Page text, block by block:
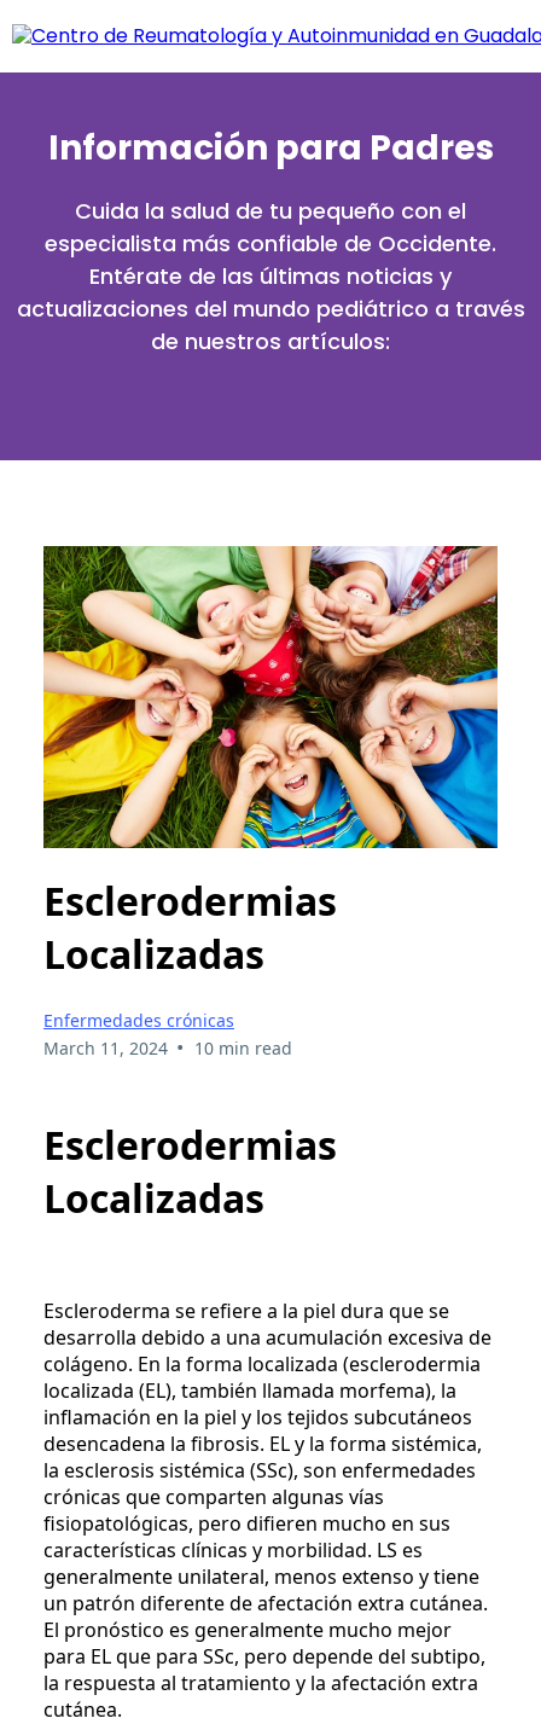
Información para Padres
Cuida la salud de tu pequeño con el
especialista más confiable de Occidente.
Entérate de las últimas noticias y
actualizaciones del mundo pediátrico a través
de nuestros artículos:
Esclerodermias
Localizadas
Enfermedades crónicas
March 11, 2024 • 10 min read
Esclerodermias
Localizadas
Escleroderma se refiere a la piel dura que se
desarrolla debido a una acumulación excesiva de
colágeno. En la forma localizada (esclerodermia
localizada (EL), también llamada morfema), la
inflamación en la piel y los tejidos subcutáneos
desencadena la fibrosis. EL y la forma sistémica,
la esclerosis sistémica (SSc), son enfermedades
crónicas que comparten algunas vías
fisiopatológicas, pero difieren mucho en sus
características clínicas y morbilidad. LS es
generalmente unilateral, menos extenso y tiene
un patrón diferente de afectación extra cutánea.
El pronóstico es generalmente mucho mejor
para EL que para SSc, pero depende del subtipo,
la respuesta al tratamiento y la afectación extra
cutánea.